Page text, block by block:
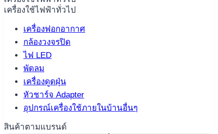
เครื่องใช้ไฟฟ้าทั่วไป
เครื่องฟอกอากาศ
กล้องวงจรปิด
ไฟ LED
พัดลม
เครื่องดูดฝุ่น
หัวชาร์จ Adapter
อุปกรณ์เครื่องใช้ภายในบ้านอื่นๆ
สินค้าตามแบรนด์